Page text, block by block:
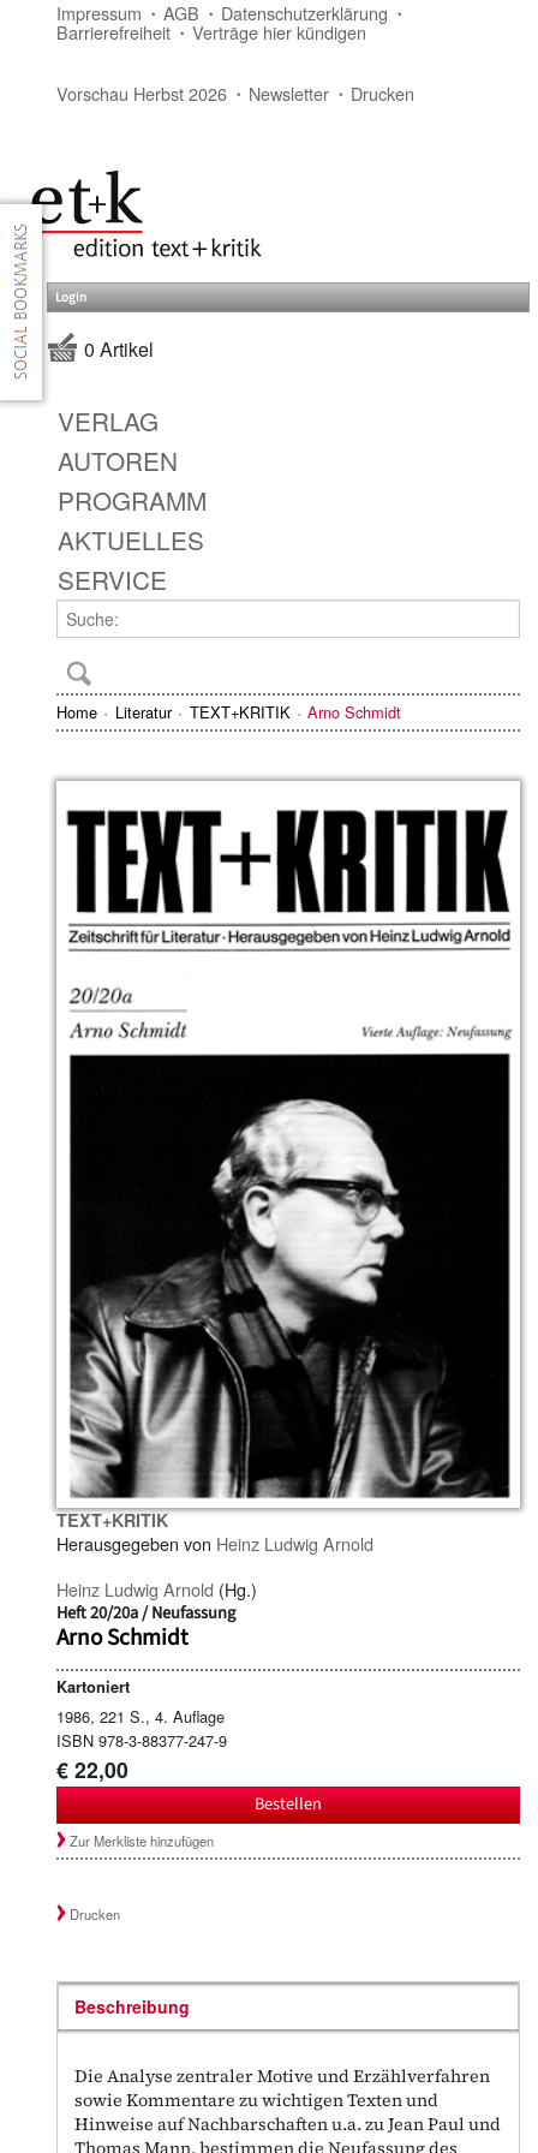
Impressum AGB Datenschutzerklärung
Barrierefreiheit Verträge hier kündigen
Vorschau Herbst 2026 Newsletter Drucken
Login
0 Artikel
VERLAG
AUTOREN
PROGRAMM
AKTUELLES
SERVICE
Home Literatur TEXT+KRITIK Arno Schmidt
TEXT+KRITIK
Herausgegeben von Heinz Ludwig Arnold
Heinz Ludwig Arnold (Hg.)
Heft 20/20a / Neufassung
Arno Schmidt
Kartoniert
1986, 221 S., 4. Auflage
ISBN 978-3-88377-247-9
€ 22,00
Bestellen
Zur Merkliste hinzufügen
Drucken
Beschreibung
Die Analyse zentraler Motive und Erzählverfahren
sowie Kommentare zu wichtigen Texten und
Hinweise auf Nachbarschaften u.a. zu Jean Paul und
Thomas Mann, bestimmen die Neufassung des